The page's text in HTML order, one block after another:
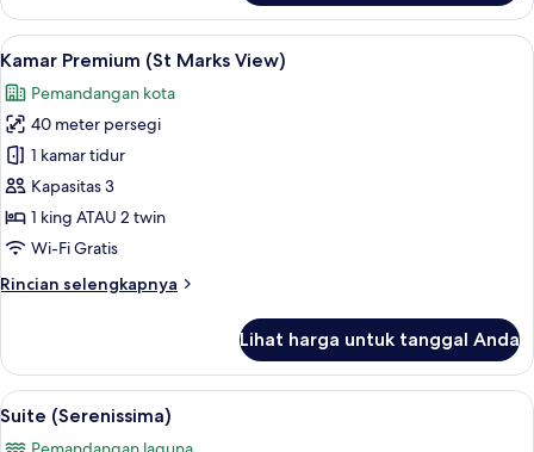
Suite
(Dogaressa)
Lihat
semua
foto
untuk
Kamar
Premium
(St
Marks
Kamar Premium (St Marks View) |
7
Kamar Premium (St Marks View)
Pemandangan kota
40 meter persegi
1 kamar tidur
Kapasitas 3
1 king ATAU 2 twin
Wi-Fi Gratis
Rincian selengkapnya
Rincian
Kamar
Premium
(St
Lihat harga untuk tanggal Anda
Lihat
semua
Suite (Serenissima) | Seprai
6
Suite (Serenissima)